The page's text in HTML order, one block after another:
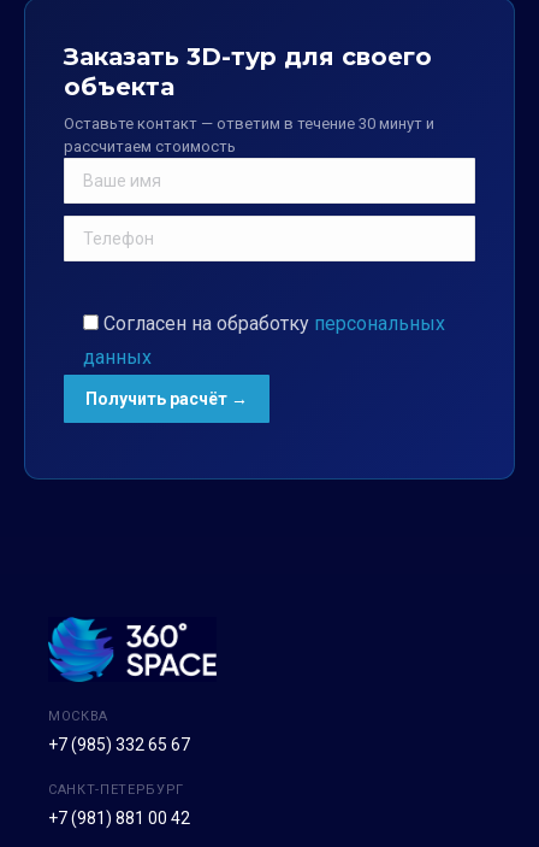
Заказать 3D-тур для своего
объекта
Оставьте контакт — ответим в течение 30 минут и
рассчитаем стоимость
Согласен на обработку персональных
данных
МОСКВА
+7 (985) 332 65 67
САНКТ-ПЕТЕРБУРГ
+7 (981) 881 00 42